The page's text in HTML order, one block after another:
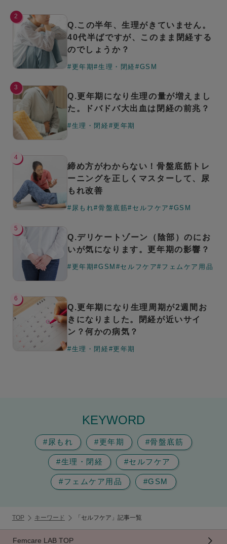
2
Q.この半年、生理がきていません。
40代半ばですが、このまま閉経する
のでしょうか？
#更年期#生理・閉経#GSM
3
Q.更年期になり生理の量が増えまし
た。ドバドバ大出血は閉経の前兆？
#生理・閉経 #更年期
4
締め方がわからない！骨盤底筋トレ
ーニングを正しくマスターして、尿
もれ改善
#尿もれ#骨盤底筋#セルフケア#GSM
5
Q.デリケートゾーン（陰部）のにお
いが気になります。更年期の影響？
#更年期#GSM #セルフケア#フェムケア用品
6
Q.更年期になり生理周期が2週間お
きになりました。閉経が近いサイ
ン？何かの病気？
#生理・閉経 #更年期
KEYWORD
#尿もれ #更年期 #骨盤底筋
#生理・閉経 #セルフケア
#フェムケア用品 #GSM
TOP キーワード 「セルフケア」記事一覧
Femcare LAB TOP